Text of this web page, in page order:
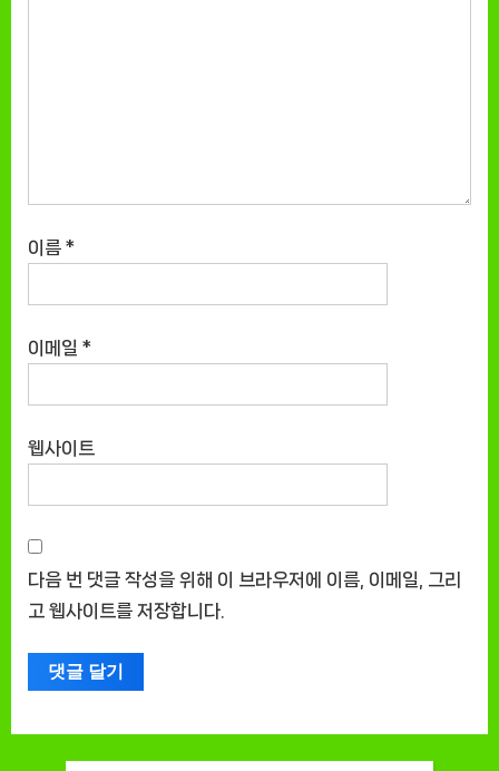
이름 *
이메일 *
웹사이트
다음 번 댓글 작성을 위해 이 브라우저에 이름, 이메일, 그리
고 웹사이트를 저장합니다.